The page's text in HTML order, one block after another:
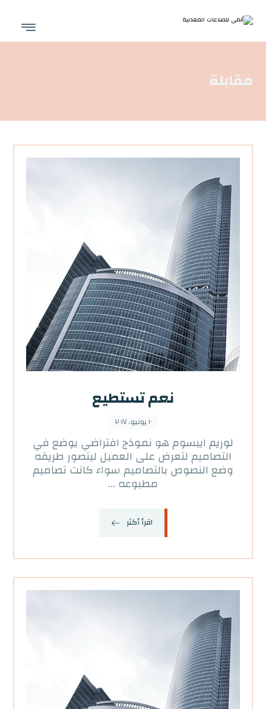
مقابلة
نعم تستطيع
١٠ يونيو، ٢٠١٧
لوريم ايبسوم هو نموذج افتراضي يوضع في
التصاميم لتعرض على العميل ليتصور طريقه
وضع النصوص بالتصاميم سواء كانت تصاميم
مطبوعه ...
اقرأ أكثر